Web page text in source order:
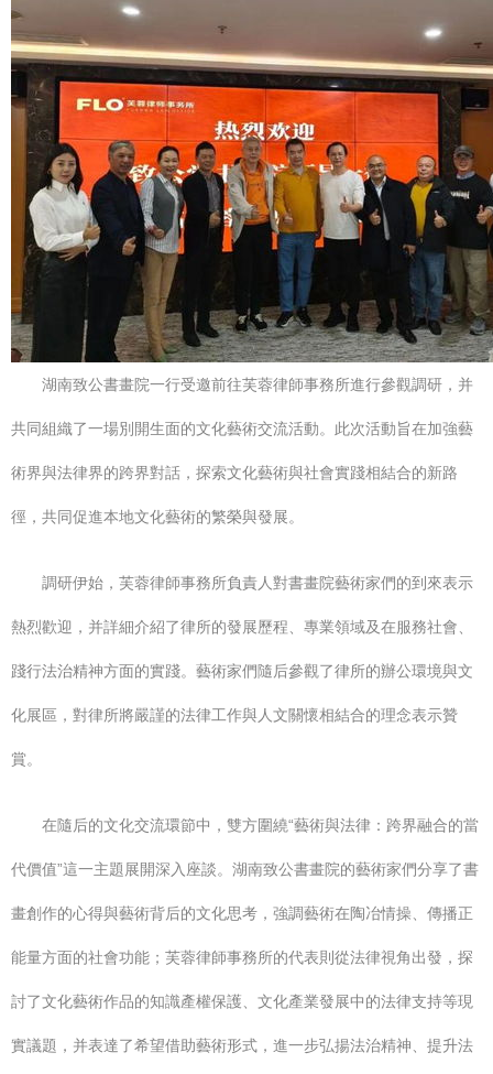
湖南致公書畫院一行受邀前往芙蓉律師事務所進行參觀調研，并
共同組織了一場別開生面的文化藝術交流活動。此次活動旨在加強藝
術界與法律界的跨界對話，探索文化藝術與社會實踐相結合的新路
徑，共同促進本地文化藝術的繁榮與發展。
調研伊始，芙蓉律師事務所負責人對書畫院藝術家們的到來表示
熱烈歡迎，并詳細介紹了律所的發展歷程、專業領域及在服務社會、
踐行法治精神方面的實踐。藝術家們隨后參觀了律所的辦公環境與文
化展區，對律所將嚴謹的法律工作與人文關懷相結合的理念表示贊
賞。
在隨后的文化交流環節中，雙方圍繞“藝術與法律：跨界融合的當
代價值”這一主題展開深入座談。湖南致公書畫院的藝術家們分享了書
畫創作的心得與藝術背后的文化思考，強調藝術在陶冶情操、傳播正
能量方面的社會功能；芙蓉律師事務所的代表則從法律視角出發，探
討了文化藝術作品的知識產權保護、文化產業發展中的法律支持等現
實議題，并表達了希望借助藝術形式，進一步弘揚法治精神、提升法